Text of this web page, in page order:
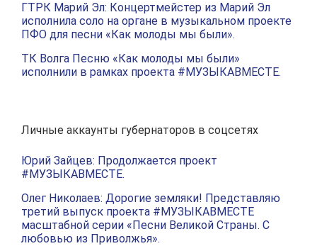
ГТРК Марий Эл: Концертмейстер из Марий Эл
исполнила соло на органе в музыкальном проекте
ПФО для песни «Как молоды мы были».
ТК Волга Песню «Как молоды мы были»
исполнили в рамках проекта #МУЗЫКАВМЕСТЕ.
Личные аккаунты губернаторов в соцсетях
Юрий Зайцев: Продолжается проект
#МУЗЫКАВМЕСТЕ.
Олег Николаев: Дорогие земляки! Представляю
третий выпуск проекта #МУЗЫКАВМЕСТЕ
масштабной серии «Песни Великой Страны. С
любовью из Приволжья».